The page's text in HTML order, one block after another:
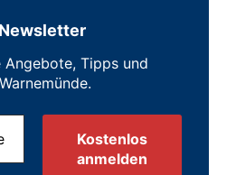
Angebote, Tipps und